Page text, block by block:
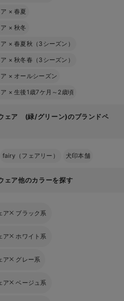
×春夏
×秋冬
×春夏秋（3シーズン）
×秋冬春（3シーズン）
× オールシーズン
×生後1歳7ケ月～2歳頃
ェア (緑/グリーン)のブランドペ
fairy（フェアリー） 犬印本舗
ェア他のカラーを探す
ア ブラック系
ア ホワイト系
ア グレー系
ア ベージュ系